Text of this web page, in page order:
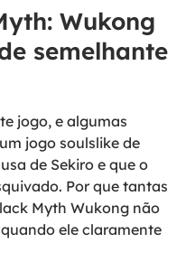
Wukong
semelhante
jogo, e algumas
jogo soulslike de
de Sekiro e que o
Por que tantas
Myth Wukong não
ele claramente